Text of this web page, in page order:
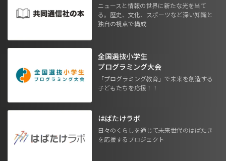
ニュースと情報の世界に新たな光を当て
る。歴史、文化、スポーツなど深い知識と
独自の視点で構成
全国選抜小学生
プログラミング大会
「プログラミング教育」で未来を創造する
子どもたちを応援！！
はばたけラボ
日々のくらしを通じて未来世代のはばたき
を応援するプロジェクト